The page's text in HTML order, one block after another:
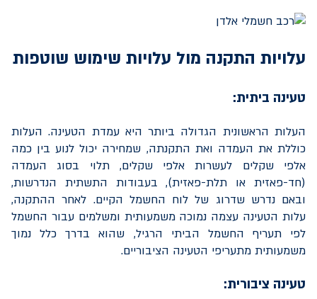
עלויות התקנה מול עלויות שימוש שוטפות
טעינה ביתית:
העלות הראשונית הגדולה ביותר היא עמדת הטעינה. העלות
כוללת את העמדה ואת התקנתה, שמחירה יכול לנוע בין כמה
אלפי שקלים לעשרות אלפי שקלים, תלוי בסוג העמדה
(חד-פאזית או תלת-פאזית), בעבודות התשתית הנדרשות,
ובאם נדרש שדרוג של לוח החשמל הקיים. לאחר ההתקנה,
עלות הטעינה עצמה נמוכה משמעותית ומשלמים עבור החשמל
לפי תעריף החשמל הביתי הרגיל, שהוא בדרך כלל נמוך
משמעותית מתעריפי הטעינה הציבוריים.
טעינה ציבורית: